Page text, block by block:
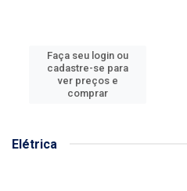
Faça seu login ou
cadastre-se para
ver preços e
comprar
Elétrica